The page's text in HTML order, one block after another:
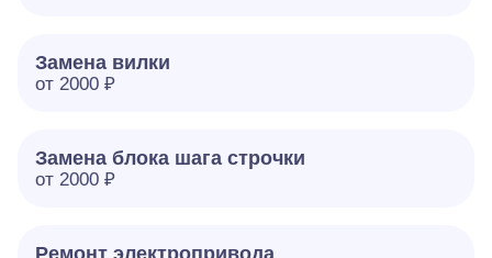
Замена вилки
от 2000 ₽
Замена блока шага строчки
от 2000 ₽
Ремонт электропривода